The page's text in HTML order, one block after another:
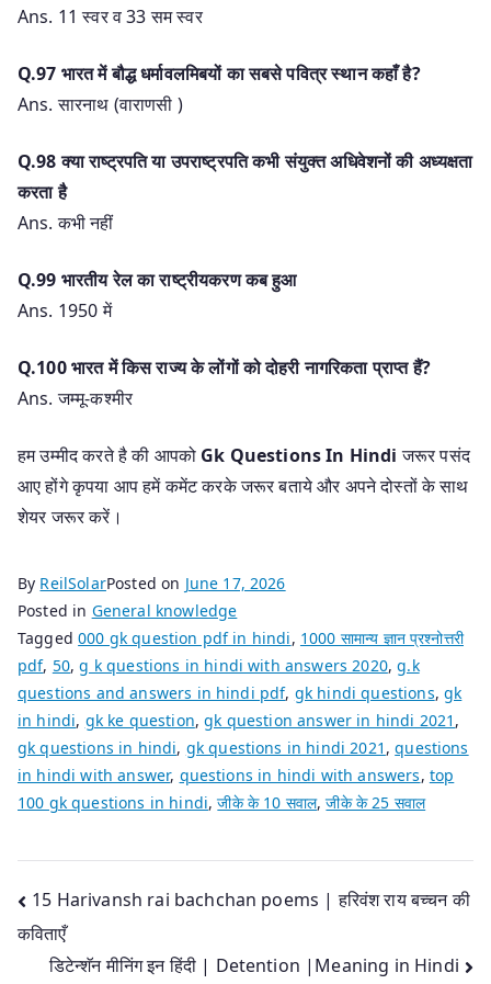
Ans. 11 स्वर व 33 सम स्वर
Q.97 भारत में बौद्ध धर्मावलमिबयों का सबसे पवित्र स्थान कहाँ है?
Ans. सारनाथ (वाराणसी )
Q.98 क्या राष्ट्रपति या उपराष्ट्रपति कभी संयुक्त अधिवेशनों की अध्यक्षता
करता है
Ans. कभी नहीं
Q.99 भारतीय रेल का राष्ट्रीयकरण कब हुआ
Ans. 1950 में
Q.100 भारत में किस राज्य के लोंगों को दोहरी नागरिकता प्राप्त हैं?
Ans. जम्मू-कश्मीर
हम उम्मीद करते है की आपको Gk Questions In Hindi जरूर पसंद
आए होंगे कृपया आप हमें कमेंट करके जरूर बताये और अपने दोस्तों के साथ
शेयर जरूर करें।
By ReilSolarPosted on June 17, 2026
Posted in General knowledge
Tagged000 gk question pdf in hindi, 1000 सामान्य ज्ञान प्रश्नोत्तरी
pdf, 50,g k questions in hindi with answers 2020,g.k
questions and answers in hindi pdf, gk hindi questions, gk
in hindi, gk ke question,gk question answer in hindi 2021 ,
gk questions in hindi, gk questions in hindi 2021 ,questions
in hindi with answer, questions in hindi with answers, top
100 gk questions in hindi,जीके के 10 सवाल,जीके के 25 सवाल
Post
navigation
15 Harivansh rai bachchan poems | हरिवंश राय बच्चन की
कविताएँ
डिटेन्शॅन मीनिंग इन हिंदी | Detention |Meaning in Hindi